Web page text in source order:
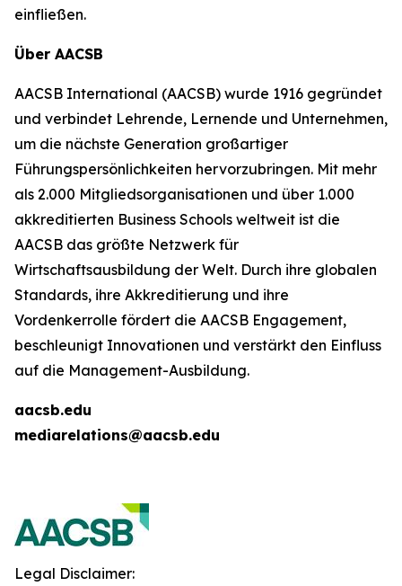
einfließen.
Über AACSB
AACSB International (AACSB) wurde 1916 gegründet
und verbindet Lehrende, Lernende und Unternehmen,
um die nächste Generation großartiger
Führungspersönlichkeiten hervorzubringen. Mit mehr
als 2.000 Mitgliedsorganisationen und über 1.000
akkreditierten Business Schools weltweit ist die
AACSB das größte Netzwerk für
Wirtschaftsausbildung der Welt. Durch ihre globalen
Standards, ihre Akkreditierung und ihre
Vordenkerrolle fördert die AACSB Engagement,
beschleunigt Innovationen und verstärkt den Einfluss
auf die Management-Ausbildung.
aacsb.edu
mediarelations@aacsb.edu
Legal Disclaimer: